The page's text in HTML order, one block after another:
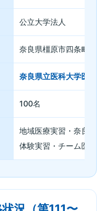
公立大学法人
奈良県橿原市四条町
奈良県立医科大学医学
100名
地域医療実習・奈良県
体験実習・チーム医療